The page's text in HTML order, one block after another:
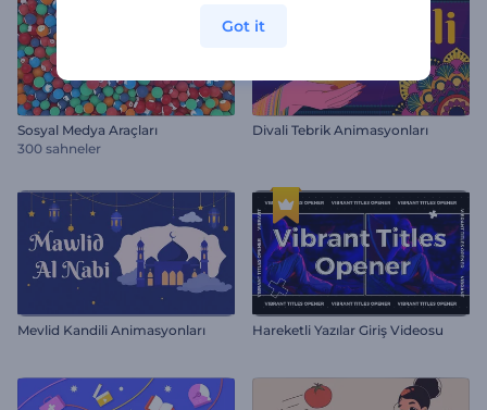
Sosyal Medya Araçları
300 sahneler
Divali Tebrik Animasyonları
Mevlid Kandili Animasyonları Hareketli Yazılar Giriş Videosu
Got it